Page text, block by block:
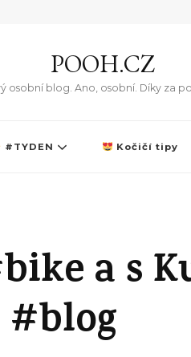
POOH.CZ
osobní blog. Ano, osobní. Díky za
#TYDEN Kočičí tipy
a s
#blog